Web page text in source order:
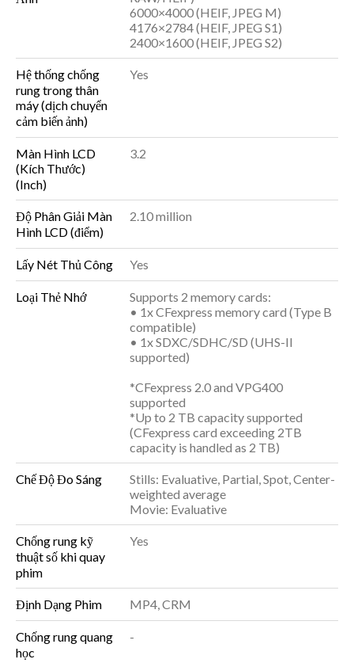
6000×4000 (HEIF, JPEG M)
4176×2784 (HEIF, JPEG S1)
2400×1600 (HEIF, JPEG S2)
Hệ thống chống
rung trong thân
máy (dịch chuyển
cảm biến ảnh)
Yes
Màn Hình LCD
(Kích Thước)
(Inch)
3.2
Độ Phân Giải Màn
Hình LCD (điểm)
2.10 million
Lấy Nét Thủ Công Yes
Loại Thẻ Nhớ
Supports 2 memory cards:
• 1x CFexpress memory card (Type B
compatible)
• 1x SDXC/SDHC/SD (UHS-II
supported)
*CFexpress 2.0 and VPG400
supported
*Up to 2 TB capacity supported
(CFexpress card exceeding 2TB
capacity is handled as 2 TB)
Chế Độ Đo Sáng
Stills: Evaluative, Partial, Spot, Center-
weighted average
Movie: Evaluative
Chống rung kỹ
thuật số khi quay
phim
Yes
Định Dạng Phim MP4, CRM
Chống rung quang
học
-